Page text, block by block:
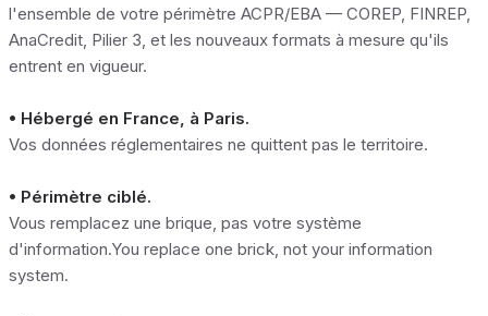
l'ensemble de votre périmètre ACPR/EBA — COREP, FINREP,
AnaCredit, Pilier 3, et les nouveaux formats à mesure qu'ils
entrent en vigueur.
• Hébergé en France, à Paris.
Vos données réglementaires ne quittent pas le territoire.
• Périmètre ciblé.
Vous remplacez une brique, pas votre système
d'information.You replace one brick, not your information
system.